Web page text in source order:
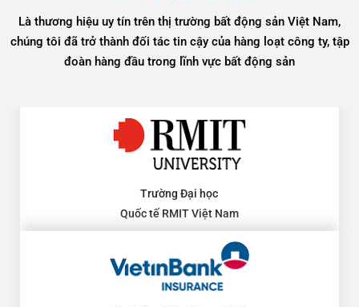
Là thương hiệu uy tín trên thị trường bất động sản Việt Nam,
chúng tôi đã trở thành đối tác tin cậy của hàng loạt công ty, tập
đoàn hàng đầu trong lĩnh vực bất động sản
Trường Đại học
Quốc tế RMIT Việt Nam